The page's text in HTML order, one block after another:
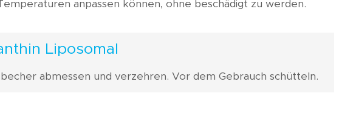
anpassen können, ohne beschädigt zu werden.
Liposomal
abmessen und verzehren. Vor dem Gebrauch schütteln.